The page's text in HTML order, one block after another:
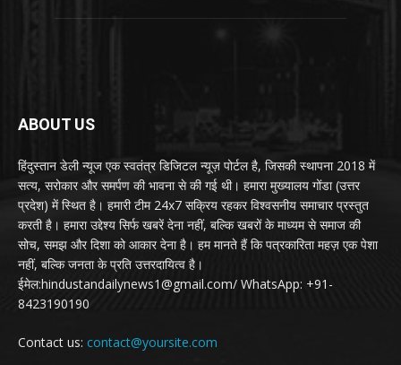
ABOUT US
हिंदुस्तान डेली न्यूज एक स्वतंत्र डिजिटल न्यूज़ पोर्टल है, जिसकी स्थापना 2018 में
सत्य, सरोकार और समर्पण की भावना से की गई थी। हमारा मुख्यालय गोंडा (उत्तर
प्रदेश) में स्थित है। हमारी टीम 24x7 सक्रिय रहकर विश्वसनीय समाचार प्रस्तुत
करती है। हमारा उद्देश्य सिर्फ खबरें देना नहीं, बल्कि खबरों के माध्यम से समाज की
सोच, समझ और दिशा को आकार देना है। हम मानते हैं कि पत्रकारिता महज़ एक पेशा
नहीं, बल्कि जनता के प्रति उत्तरदायित्व है।
ईमेल:hindustandailynews1@gmail.com/ WhatsApp: +91-
8423190190
Contact us: contact@yoursite.com